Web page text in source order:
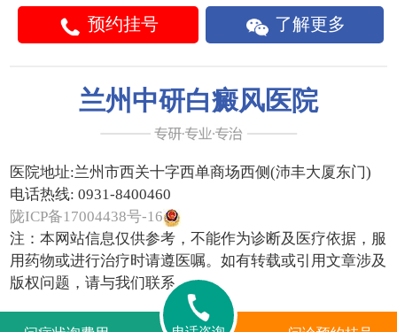
预约挂号 了解更多
兰州中研白癜风医院
医院地址:兰州市西关十字西单商场西侧(沛丰大厦东门)
电话热线: 0931-8400460
陇ICP备17004438号-16
注：本网站信息仅供参考，不能作为诊断及医疗依据，服
用药物或进行治疗时请遵医嘱。如有转载或引用文章涉及
版权问题，请与我们联系。